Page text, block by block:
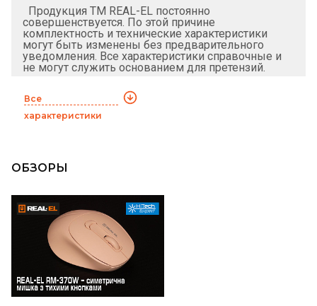
Продукция ТМ REAL-EL постоянно
совершенствуется. По этой причине
комплектность и технические характеристики
могут быть изменены без предварительного
уведомления. Все характеристики справочные и
не могут служить основанием для претензий.
Все
характеристики
ОБЗОРЫ